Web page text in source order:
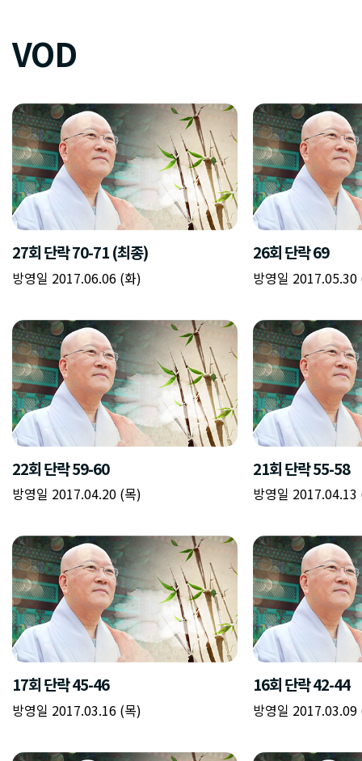
VOD
27회 단락 70-71 (최종)
방영일 2017.06.06 (화)
26회 단락 69
방영일 2017.05.30
22회 단락 59-60
방영일 2017.04.20 (목)
21회 단락 55-58
방영일 2017.04.13
17회 단락 45-46
방영일 2017.03.16 (목)
16회 단락 42-44
방영일 2017.03.09